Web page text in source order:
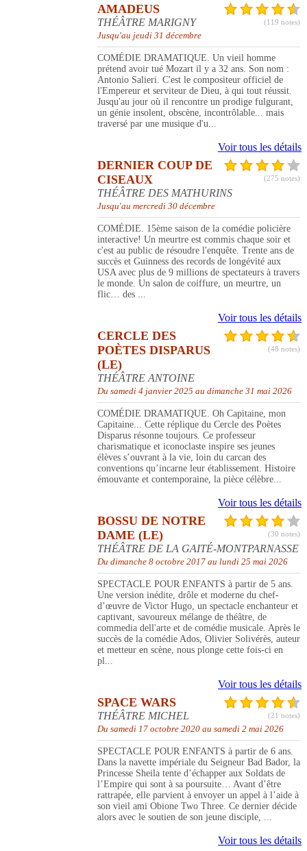
(119 notes)
AMADEUS
THÉÂTRE MARIGNY
Jusqu'au jeudi 31 décembre
COMÉDIE DRAMATIQUE. Un vieil homme
prétend avoir tué Mozart il y a 32 ans. Son nom :
Antonio Salieri. C'est le compositeur officiel de
l'Empereur et serviteur de Dieu, à qui tout réussit.
Jusqu'au jour où il rencontre un prodige fulgurant,
un génie insolent, obscène, incontrôlable... mais
traversé par une musique d'u...
Voir tous les détails
(275 notes)
DERNIER COUP DE
CISEAUX
THÉÂTRE DES MATHURINS
Jusqu'au mercredi 30 décembre
COMÉDIE. 15ème saison de la comédie policière
interactive! Un meurtre est commis chaque soir et
c'est au public de résoudre l'enquête. Trente ans de
succès et Guinness des records de longévité aux
USA avec plus de 9 millions de spectateurs à travers
le monde. Un salon de coiffure, un meurtre, un
flic… des ...
Voir tous les détails
(48 notes)
CERCLE DES
POÈTES DISPARUS
(LE)
THÉÂTRE ANTOINE
Du samedi 4 janvier 2025 au dimanche 31 mai 2026
COMÉDIE DRAMATIQUE. Oh Capitaine, mon
Capitaine... Cette réplique du Cercle des Poètes
Disparus résonne toujours. Ce professeur
charismatique et iconoclaste inspire ses jeunes
élèves s’ouvrant à la vie, loin du carcan des
conventions qu’incarne leur établissement. Histoire
émouvante et contemporaine, la pièce célèbre...
Voir tous les détails
(30 notes)
BOSSU DE NOTRE
DAME (LE)
THÉÂTRE DE LA GAITÉ-MONTPARNASSE
Du dimanche 8 octobre 2017 au lundi 25 mai 2026
SPECTACLE POUR ENFANTS à partir de 5 ans.
Une version inédite, drôle et moderne du chef-
d’œuvre de Victor Hugo, un spectacle enchanteur et
captivant, savoureux mélange de théâtre, de
commedia dell'arte et de comédie musicale. Après le
succès de la comédie Ados, Olivier Solivérès, auteur
et metteur en scène, nous plonge cette fois-ci en
pl...
Voir tous les détails
(21 notes)
SPACE WARS
THÉÂTRE MICHEL
Du samedi 17 octobre 2020 au samedi 2 mai 2026
SPECTACLE POUR ENFANTS à partir de 6 ans.
Dans la navette impériale du Seigneur Bad Bador, la
Princesse Sheila tente d’échapper aux Soldats de
l’Empire qui sont à sa poursuite… Avant d’être
rattrapée, elle parvient à envoyer un appel à l’aide à
son vieil ami Obione Two Three. Ce dernier décide
alors avec le soutien de son jeune disciple, ...
Voir tous les détails